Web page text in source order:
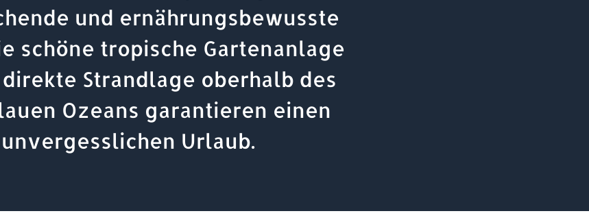
und ernährungsbewusste
schöne tropische Gartenanlage
Strandlage oberhalb des
Ozeans garantieren einen
unvergesslichen Urlaub.